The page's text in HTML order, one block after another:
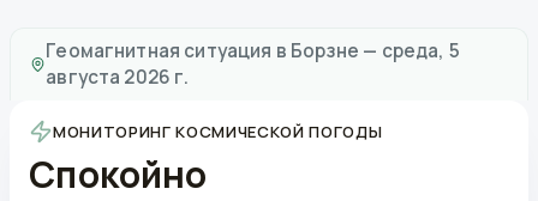
Геомагнитная ситуация в Борзне — среда, 5
августа 2026 г.
МОНИТОРИНГ КОСМИЧЕСКОЙ ПОГОДЫ
Спокойно